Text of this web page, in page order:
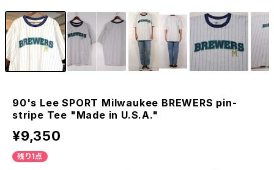
90's Lee SPORT Milwaukee BREWERS pin-
stripe Tee "Made in U.S.A."
¥9,350
残り1点